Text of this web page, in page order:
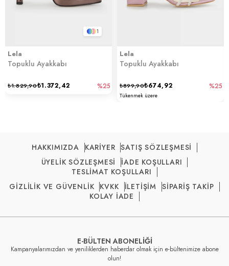
1
Lela
Topuklu Ayakkabı
₺1.372,42
₺1.829,90 %25
Lela
Topuklu Ayakkabı
₺674,92
₺899,90 %25
Tükenmek üzere
HAKKIMIZDA KARİYER SATIŞ SÖZLEŞMESİ
ÜYELİK SÖZLEŞMESİ
İADE KOŞULLARI
TESLİMAT KOŞULLARI
GİZLİLİK VE GÜVENLİK KVKK İLETİŞİM
SİPARİŞ TAKİP
KOLAY İADE
E-BÜLTEN ABONELİĞİ
Kampanyalarımızdan ve yeniliklerden haberdar olmak için e-bültenimize abone
olun!